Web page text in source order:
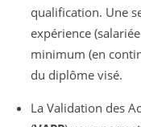
qualification. Une
expérience
minimum (en
du diplôme visé.
La Validation des